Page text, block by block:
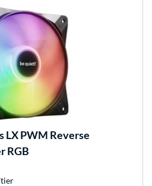
LX PWM Reverse
RGB